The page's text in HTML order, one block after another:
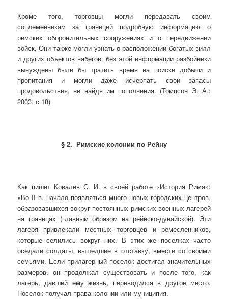
Кроме того, торговцы могли передавать своим
соплеменникам за гра­ницей подробную информацию о
римских оборонительных сооружениях и о передвижении
войск. Они также могли узнать о расположении бога­тых вилл
и других объектов набегов; без этой информации разбойники
вынуждены были бы тратить время на поиски добычи и
пропитания и могли даже исчерпать свои запасы
продовольствия, не найдя им пополне­ния. (Томпсон Э. А.:
2003, с.18)
§ 2. Римские колонии по Рейну
Как пишет Ковалёв С. И. в своей работе «История Рима»:
«Во II в. начало появляться много новых городских центров,
образо­вавшихся вокруг постоянных римских военных лагерей
на границах (глав­ным образом на рейнско-дунайской). Эти
лагеря привлекали местных торговцев и ремесленников,
которые селились вокруг них. В этих же по­селках часто
оседали солдаты, вышедшие в отставку, вместе со своими
семьями. Если прилагерный поселок достигал значительных
размеров, он продолжал существовать и после того, как
лагерь, давший ему жизнь, переводился в другое место.
Поселок получал права колонии или муни­ципия.